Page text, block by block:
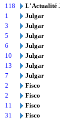
118
L'Actualité
1
Julgar
3
Julgar
5
Julgar
6
Julgar
10
Julgar
13
Julgar
7
Julgar
2
Fisco
2
Fisco
11
Fisco
31
Fisco